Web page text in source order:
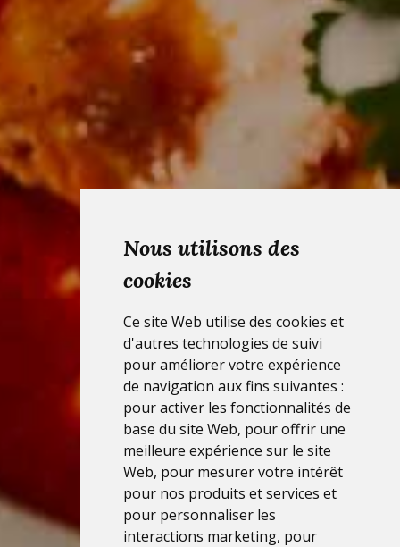
Nous utilisons des
cookies
Ce site Web utilise des cookies et
d'autres technologies de suivi
pour améliorer votre expérience
de navigation aux fins suivantes :
pour activer les fonctionnalités de
base du site Web, pour offrir une
meilleure expérience sur le site
Web, pour mesurer votre intérêt
pour nos produits et services et
pour personnaliser les
interactions marketing, pour